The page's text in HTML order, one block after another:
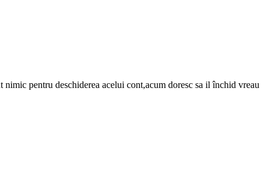
pentru deschiderea acelui cont,acum doresc sa il închid vreau